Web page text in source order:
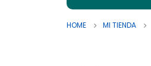
HOME MI TIENDA